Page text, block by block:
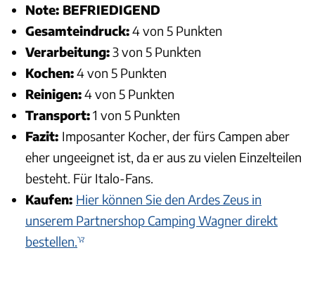
Note: BEFRIEDIGEND
Gesamteindruck:4 von 5 Punkten
Verarbeitung:3 von 5 Punkten
Kochen:4 von 5 Punkten
Reinigen:4 von 5 Punkten
Transport:1 von 5 Punkten
Fazit: Imposanter Kocher, der fürs Campen aber
eher ungeeignet ist, da er aus zu vielen Einzelteilen
besteht. Für Italo-Fans.
Kaufen: Hier können Sie den Ardes Zeus in
unserem Partnershop Camping Wagner direkt
bestellen.